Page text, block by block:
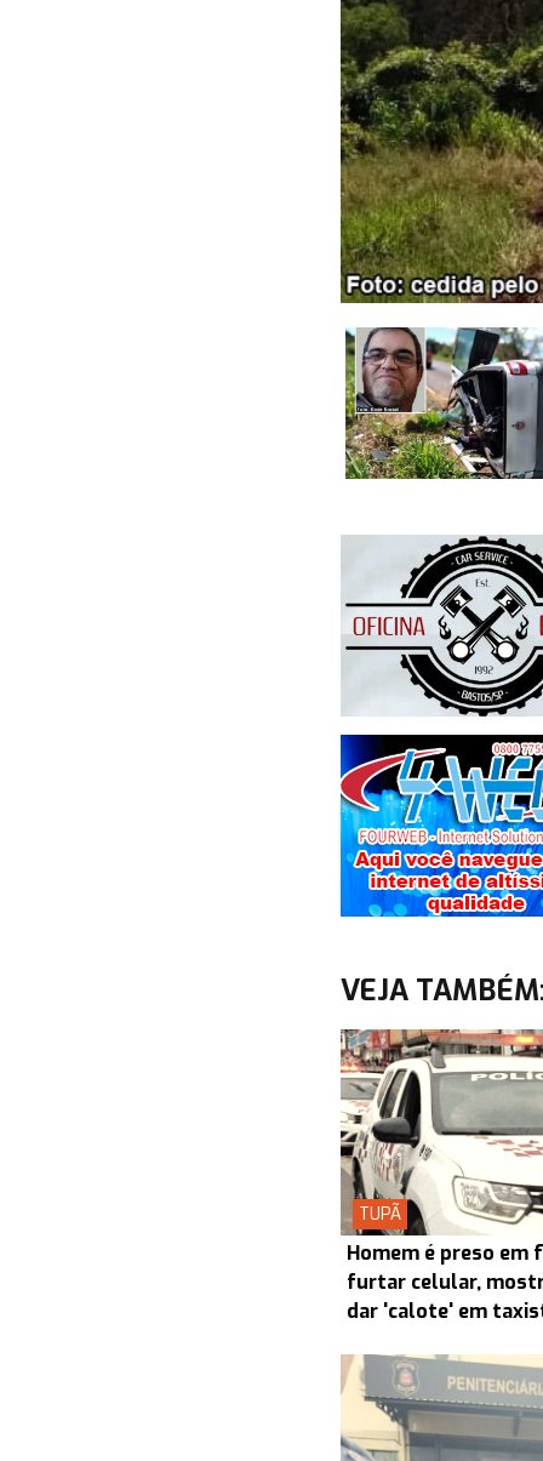
VEJA
TUPÃ
Homem é preso
furtar celular,
dar 'calote' em